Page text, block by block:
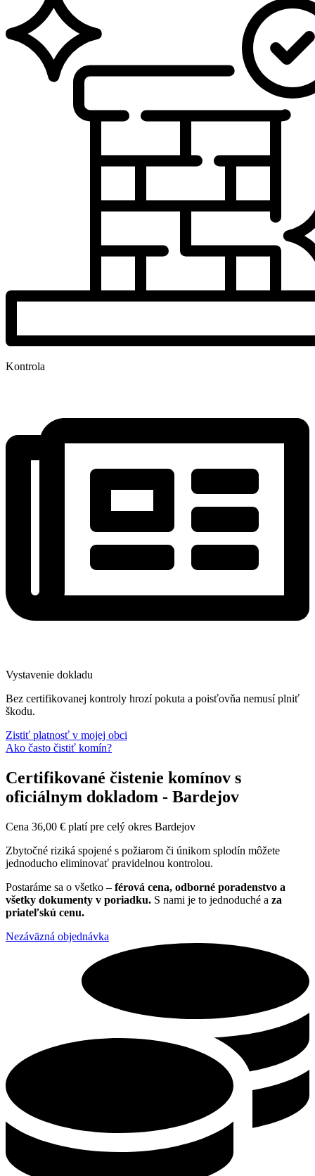
Kontrola
Vystavenie dokladu
Bez certifikovanej kontroly hrozí pokuta a poisťovňa nemusí plniť
škodu.
Zistiť platnosť v mojej obci
Ako často čistiť komín?
Certifikované čistenie komínov s
oficiálnym dokladom - Bardejov
Cena 36,00 € platí pre celý okres Bardejov
Zbytočné riziká spojené s požiarom či únikom splodín môžete
jednoducho eliminovať pravidelnou kontrolou.
Postaráme sa o všetko – férová cena, odborné poradenstvo a
všetky dokumenty v poriadku. S nami je to jednoduché a za
priateľskú cenu.
Nezáväzná objednávka